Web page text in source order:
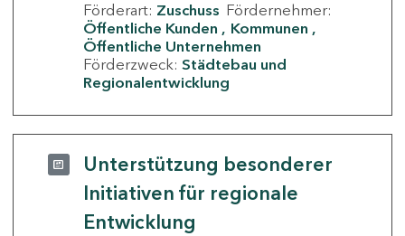
Förderart: Zuschuss Fördernehmer:
Öffentliche Kunden
Kommunen
Öffentliche Unternehmen
Förderzweck: Städtebau und
Regionalentwicklung
Unterstützung besonderer
Initiativen für regionale
Entwicklung